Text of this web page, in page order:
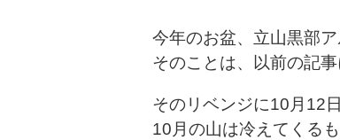
今年のお盆、立山黒部
そのことは、以前の記事
そのリベンジに10月12
10月の山は冷えてくる